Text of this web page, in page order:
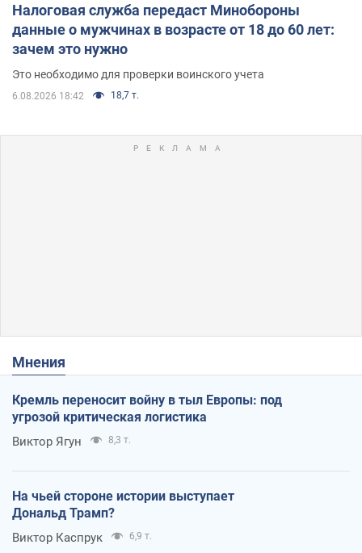
Налоговая служба передаст Минобороны
данные о мужчинах в возрасте от 18 до 60 лет:
зачем это нужно
Это необходимо для проверки воинского учета
6.08.2026 18:42 18,7 т.
Мнения
Кремль переносит войну в тыл Европы: под
угрозой критическая логистика
Виктор Ягун 8,3 т.
На чьей стороне истории выступает
Дональд Трамп?
Виктор Каспрук 6,9 т.